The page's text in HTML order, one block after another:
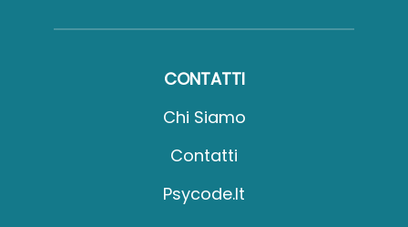
CONTATTI
Chi Siamo
Contatti
Psycode.it